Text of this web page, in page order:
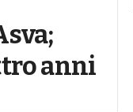
anni